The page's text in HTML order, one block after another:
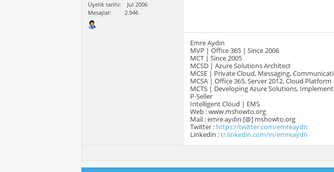
Üyelik tarihi
Jul 2006
Mesajlar
2.946
Emre Aydın
MVP | Office 365 | Since 2006
MCT | Since 2005
MCSD | Azure Solutions Architect
MCSE | Private Cloud, Messaging,
MCSA | Office 365, Server 2012, Cloud Platform
MCTS | Developing Azure Solutions,
P-Seller
Intelligent Cloud | EMS
Web : www.mshowto.org
Mail : emre.aydin [@] mshowto.org
Twitter : https://twitter.com/emreaydn
Linkedin :tr.linkedin.com/in/emreaydn